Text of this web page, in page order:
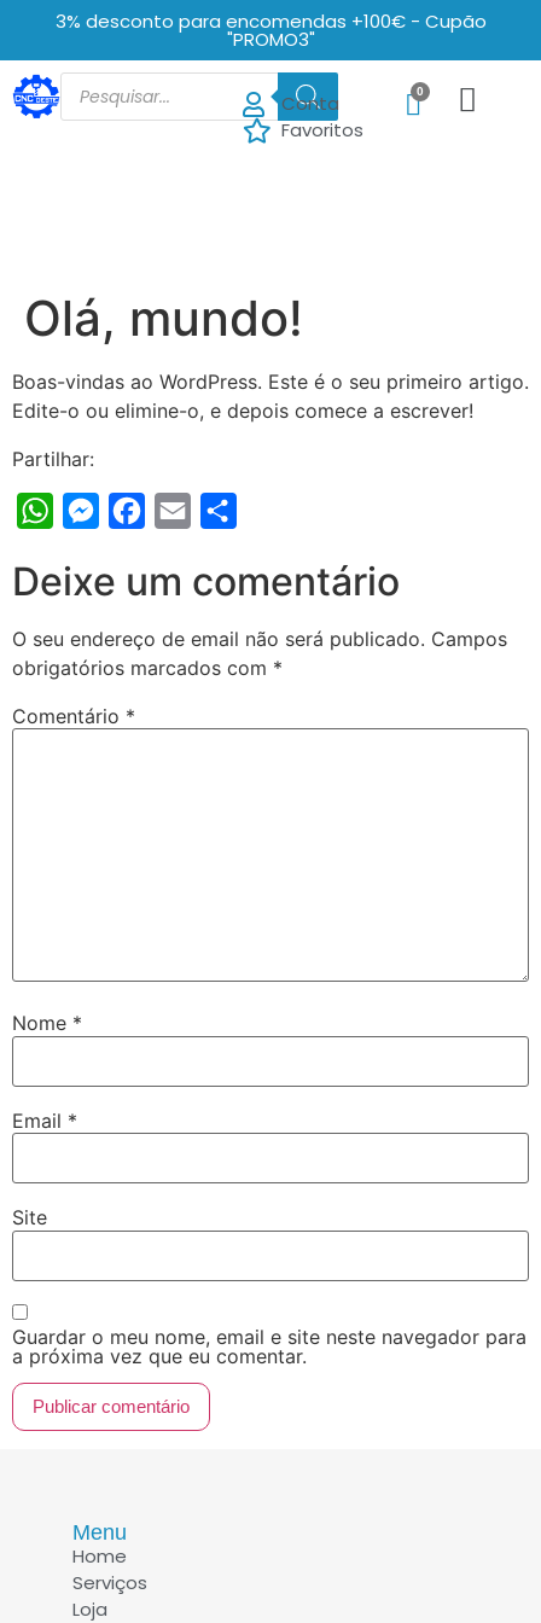
3% desconto para encomendas +100€ - Cupão
"PROMO3"
Conta
Favoritos
Olá, mundo!
Boas-vindas ao WordPress. Este é o seu primeiro artigo.
Edite-o ou elimine-o, e depois comece a escrever!
Partilhar:
WhatsAppMessengerFacebook
Email
Deixe um comentário
O seu endereço de email não será publicado. Campos
obrigatórios marcados com *
Comentário *
Nome *
Email *
Site
Guardar o meu nome, email e site neste navegador para
a próxima vez que eu comentar.
Menu
Home
Serviços
Loja